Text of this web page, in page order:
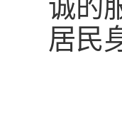
诚的
居民